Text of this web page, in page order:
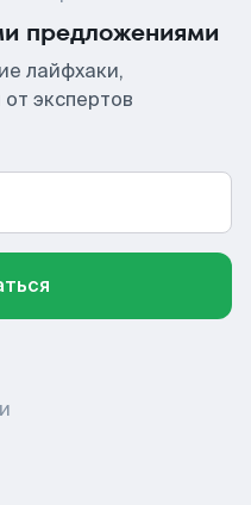
предложениями
лайфхаки,
экспертов